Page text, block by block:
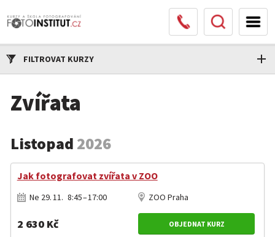
FILTROVAT KURZY
Zvířata
Listopad 2026
Jak fotografovat zvířata v ZOO
Ne 29. 11. 8:45 – 17:00 ZOO Praha
2 630 Kč OBJEDNAT KURZ